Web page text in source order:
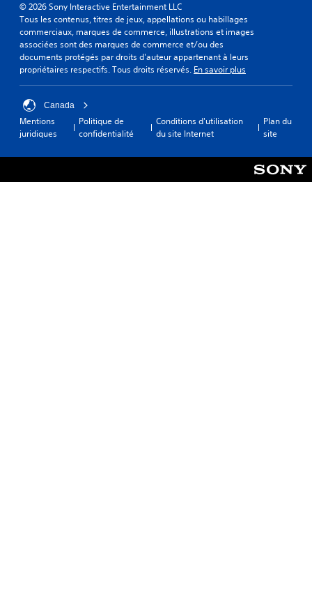
© 2026 Sony Interactive Entertainment LLC
Tous les contenus, titres de jeux, appellations ou habillages
commerciaux, marques de commerce, illustrations et images
associées sont des marques de commerce et/ou des
documents protégés par droits d'auteur appartenant à leurs
propriétaires respectifs. Tous droits réservés. En savoir plus
Canada
Mentions
juridiques
Politique de
confidentialité
Conditions d'utilisation
du site Internet
Plan du
site